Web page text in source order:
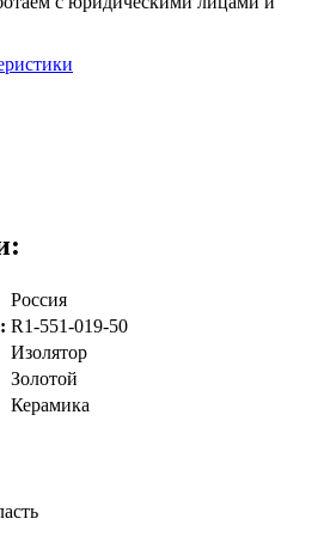
Россия
R1-551-019-50
Изолятор
Золотой
Керамика